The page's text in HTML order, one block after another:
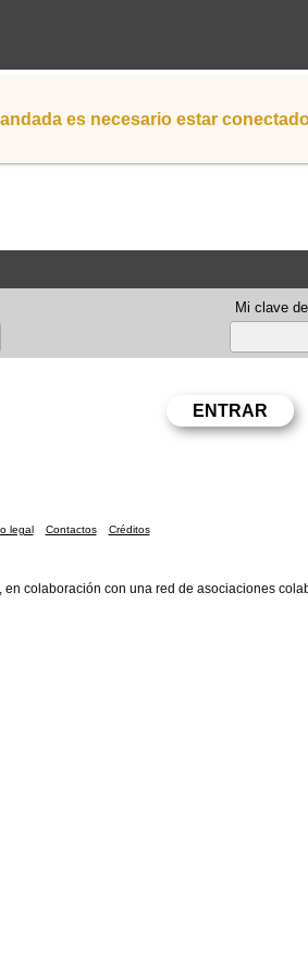
es necesario estar
Mi clave
legal Contactos Créditos
colaboración con una red de asociaciones